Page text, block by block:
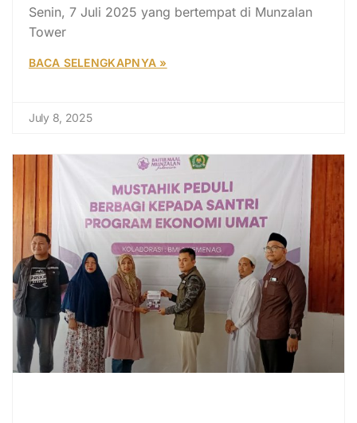
Senin, 7 Juli 2025 yang bertempat di Munzalan
Tower
BACA SELENGKAPNYA »
July 8, 2025